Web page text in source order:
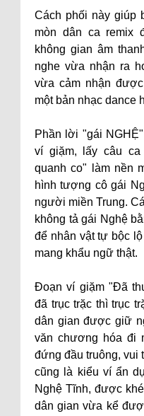
Cách phối này giúp
mòn dân ca remix
không gian âm
nghe vừa nhận ra
vừa cảm nhận
một bản nhạc dance
Phần lời "gái
ví giặm, lấy câu
quanh co" làm nền
hình tượng cô gái
người miền Trung.
không tả gái Nghệ
để nhân vật tự bộc
mang khẩu ngữ thật.
Đoạn ví giặm "Đã
đã trục trặc thì trục
dân gian được giữ
văn chương hóa đi
đứng đầu truông, vui
cũng là kiểu ví ẩn
Nghệ Tĩnh, được
dân gian vừa kể